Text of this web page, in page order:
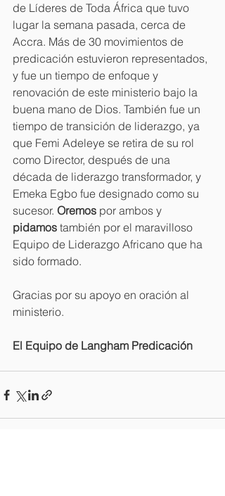
de Líderes de Toda África que tuvo
lugar la semana pasada, cerca de
Accra. Más de 30 movimientos de
predicación estuvieron representados,
y fue un tiempo de enfoque y
renovación de este ministerio bajo la
buena mano de Dios. También fue un
tiempo de transición de liderazgo, ya
que Femi Adeleye se retira de su rol
como Director, después de una
década de liderazgo transformador, y
Emeka Egbo fue designado como su
sucesor. Oremos por ambos y
pidamos también por el maravilloso
Equipo de Liderazgo Africano que ha
sido formado.
Gracias por su apoyo en oración al
ministerio.
El Equipo de Langham Predicación